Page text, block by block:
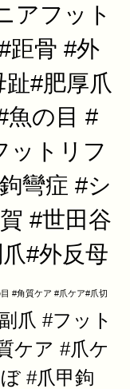
アフット
距骨 #外
#肥厚爪
魚の目 #
ットリフ
彎症 #シ
#世田谷
#外反母
#角質ケア #爪ケア#爪切
爪 #フット
ケア #爪ケ
#爪甲鉤